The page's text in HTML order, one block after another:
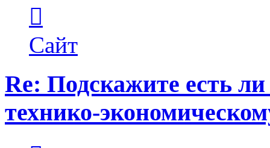
пользователя
Maks42
Сайт
Re: Подскажите есть
технико-